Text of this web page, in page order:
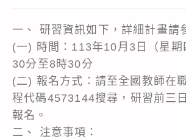
一、 研習資訊如下，詳細計畫請
(一) 時間：113年10月3日（星期
30分至8時30分
(二) 報名方式：請至全國教師在
程代碼4573144搜尋，研習前三
報名。
二、 注意事項：